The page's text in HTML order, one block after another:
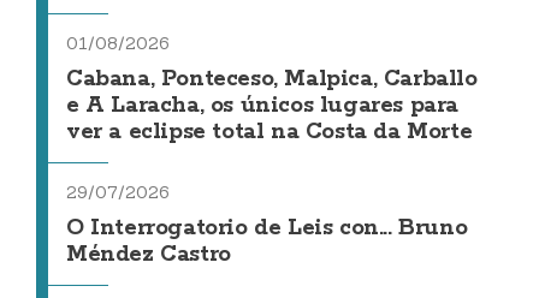
01/08/2026
Cabana, Ponteceso, Malpica, Carballo
e A Laracha, os únicos lugares para
ver a eclipse total na Costa da Morte
29/07/2026
O Interrogatorio de Leis con... Bruno
Méndez Castro